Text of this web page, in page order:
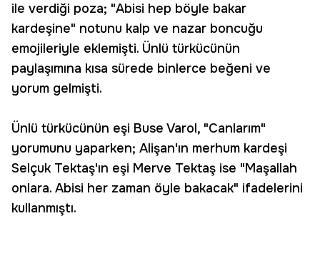
ile verdiği poza; "Abisi hep böyle bakar
kardeşine" notunu kalp ve nazar boncuğu
emojileriyle eklemişti. Ünlü türkücünün
paylaşımına kısa sürede binlerce beğeni ve
yorum gelmişti.
Ünlü türkücünün eşi Buse Varol, "Canlarım"
yorumunu yaparken; Alişan'ın merhum kardeşi
Selçuk Tektaş'ın eşi Merve Tektaş ise "Maşallah
onlara. Abisi her zaman öyle bakacak" ifadelerini
kullanmıştı.